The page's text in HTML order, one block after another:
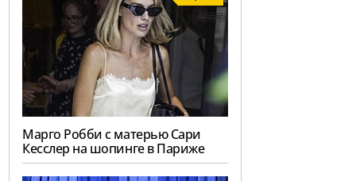
Марго Робби с матерью Сари
Кесслер на шопинге в Париже